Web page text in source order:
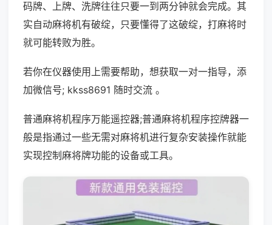
码牌、上牌、洗牌往往只要一到两分钟就会完成。其
实自动麻将机有破绽，只要懂得了这破绽，打麻将时
就可能转败为胜。
若你在仪器使用上需要帮助，想获取一对一指导，添
加微信号; kkss8691 随时交流 。
普通麻将机程序万能遥控器;普通麻将机程序控牌器一
般是指通过一些无需对麻将机进行复杂安装操作就能
实现控制麻将牌功能的设备或工具。